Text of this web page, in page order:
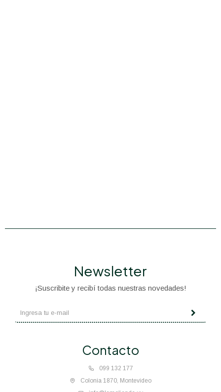
Contacto
099 132 177
Colonia 1870, Montevideo
Newsletter
¡Suscribite y recibí todas nuestras novedades!